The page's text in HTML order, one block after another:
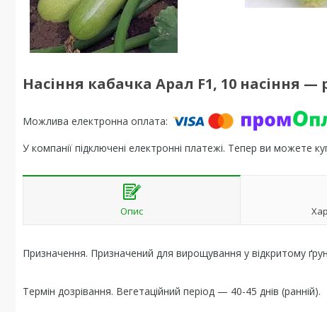
Насіння кабачка Арал F1, 10 насіння —
У компанії підключені електронні платежі. Тепер ви можете
Опис
Призначення. Призначений для вирощування у відкритому
Термін дозрівання. Вегетаційний період — 40-45 днів (ранній).